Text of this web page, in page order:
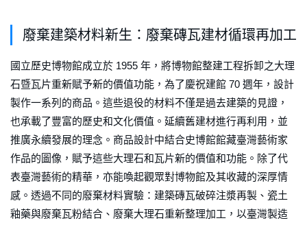
廢棄建築材料新生：廢棄磚瓦建材循環再加工
國立歷史博物館成立於 1955 年，將博物館整建工程拆卸之大理
石暨瓦片重新賦予新的價值功能，為了慶祝建館 70 週年，設計
製作一系列的商品。這些退役的材料不僅是過去建築的見證，
也承載了豐富的歷史和文化價值。延續舊建材進行再利用，並
推廣永續發展的理念。商品設計中結合史博館館藏臺灣藝術家
作品的圖像，賦予這些大理石和瓦片新的價值和功能。除了代
表臺灣藝術的精華，亦能喚起觀眾對博物館及其收藏的深厚情
感。透過不同的廢棄材料實驗：建築磚瓦破碎注漿再製、瓷土
釉藥與廢棄瓦粉結合、廢棄大理石重新整理加工，以臺灣製造